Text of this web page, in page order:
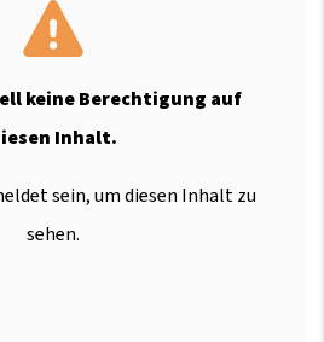
keine Berechtigung auf
Inhalt.
sein, um diesen Inhalt zu
sehen.